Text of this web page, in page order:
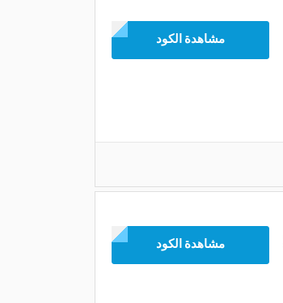
مشاهدة الكود
مشاهدة الكود